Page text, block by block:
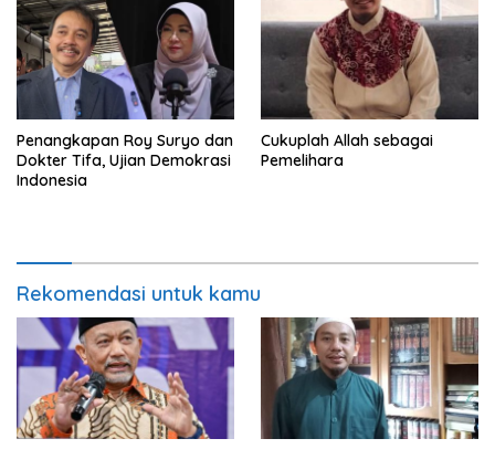
Penangkapan Roy Suryo dan
Dokter Tifa, Ujian Demokrasi
Indonesia
Cukuplah Allah sebagai
Pemelihara
Rekomendasi untuk kamu